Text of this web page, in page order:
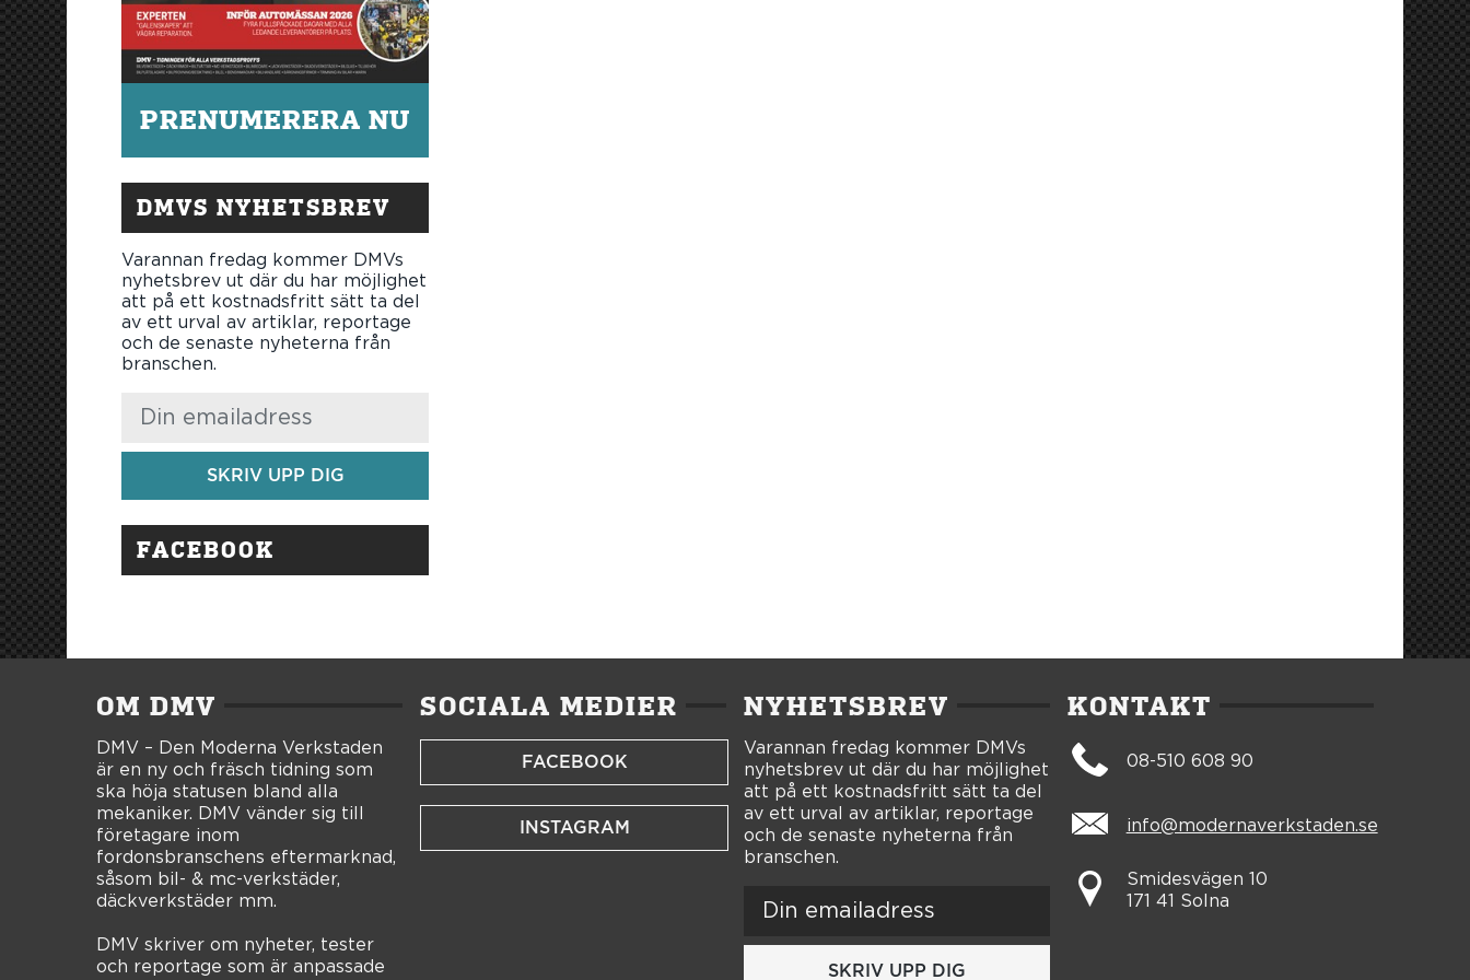
PRENUMERERA NU
DMVS NYHETSBREV
Varannan fredag kommer DMVs
nyhetsbrev ut där du har möjlighet
att på ett kostnadsfritt sätt ta del
av ett urval av artiklar, reportage
och de senaste nyheterna från
branschen.
SKRIV UPP DIG
FACEBOOK
OM DMV
DMV – Den Moderna Verkstaden
är en ny och fräsch tidning som
ska höja statusen bland alla
mekaniker. DMV vänder sig till
företagare inom
fordonsbranschens eftermarknad,
såsom bil- & mc-verkstäder,
däckverkstäder mm.
DMV skriver om nyheter, tester
och reportage som är anpassade
SOCIALA MEDIER
FACEBOOK
INSTAGRAM
NYHETSBREV
Varannan fredag kommer DMVs
nyhetsbrev ut där du har möjlighet
att på ett kostnadsfritt sätt ta del
av ett urval av artiklar, reportage
och de senaste nyheterna från
branschen.
SKRIV UPP DIG
KONTAKT
08-510 608 90
info@modernaverkstaden.se
Smidesvägen 10
171 41 Solna